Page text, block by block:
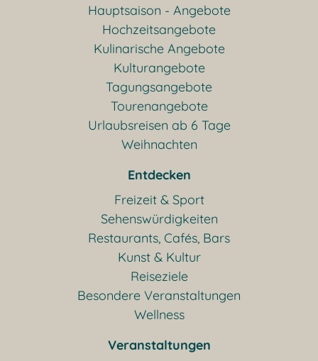
Hauptsaison - Angebote
Hochzeitsangebote
Kulinarische Angebote
Kulturangebote
Tagungsangebote
Tourenangebote
Urlaubsreisen ab 6 Tage
Weihnachten
Entdecken
Freizeit & Sport
Sehenswürdigkeiten
Restaurants, Cafés, Bars
Kunst & Kultur
Reiseziele
Besondere Veranstaltungen
Wellness
Veranstaltungen